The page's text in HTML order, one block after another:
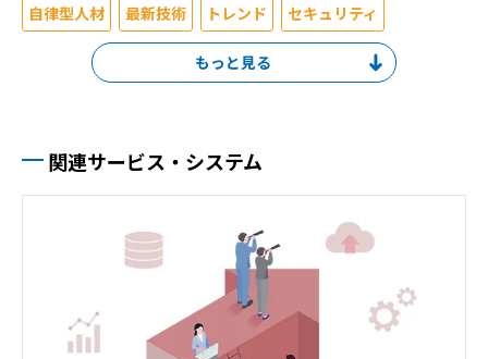
自律型人材
最新技術 トレンド
セキュリティ
コンプライアンス
離職防止 業務効率化
キャリア
関連サービス・システム